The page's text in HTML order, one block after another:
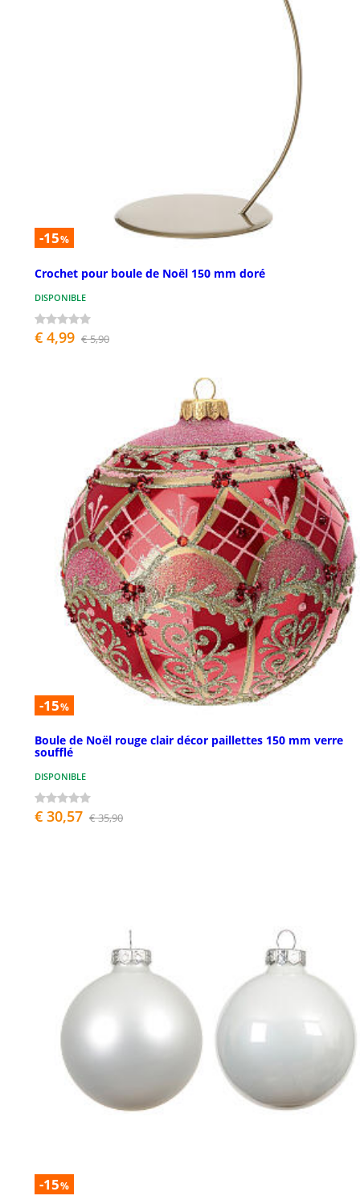
-15%
Crochet pour boule de Noël 150 mm doré
DISPONIBLE
€ 4,99 € 5,90
-15%
Boule de Noël rouge clair décor paillettes 150 mm verre
soufflé
DISPONIBLE
€ 30,57 € 35,90
-15%